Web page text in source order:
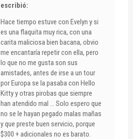
escribió:
Hace tiempo estuve con Evelyn y si
es una flaquita muy rica, con una
carita maliciosa bien bacana, obvio
me encantaría repetir con ella, pero
lo que no me gusta son sus
amistades, antes de irse a un tour
por Europa se la pasaba con Hello
Kitty y otras pirobas que siempre
han atendido mal ... Solo espero que
no se le hayan pegado malas mañas
y que preste buen servicio, porque
$300 + adicionales no es barato.